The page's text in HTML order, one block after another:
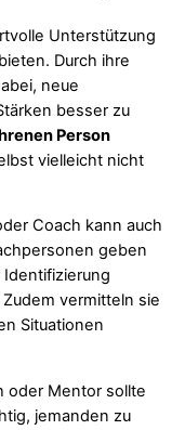
Unterstützung
Durch ihre
neue
besser zu
Person
vielleicht nicht
Coach kann auch
geben
vermitteln sie
Situationen
oder Mentor sollte
jemanden zu